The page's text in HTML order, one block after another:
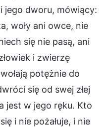
jego dworu, mówiący:
woły ani owce, nie
się nie pasą, ani
i zwierzę
potężnie do
się od swej złej
jest w jego ręku. Kto
i nie pożałuje, i nie